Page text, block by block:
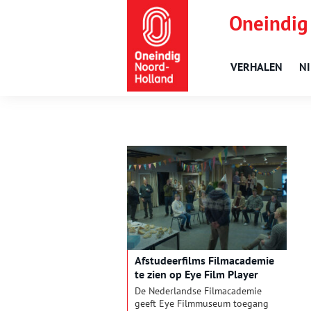
VERHALEN
Afstudeerfilms Filmacademie
te zien op Eye Film Player
De Nederlandse Filmacademie
geeft Eye Filmmuseum toegang